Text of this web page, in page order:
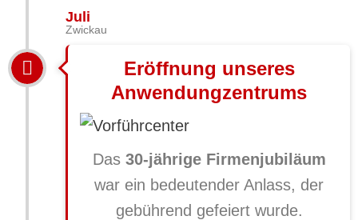
Juli
Zwickau
Eröffnung unseres
Anwendungzentrums
Das 30-jährige Firmenjubiläum
war ein bedeutender Anlass, der
gebührend gefeiert wurde.